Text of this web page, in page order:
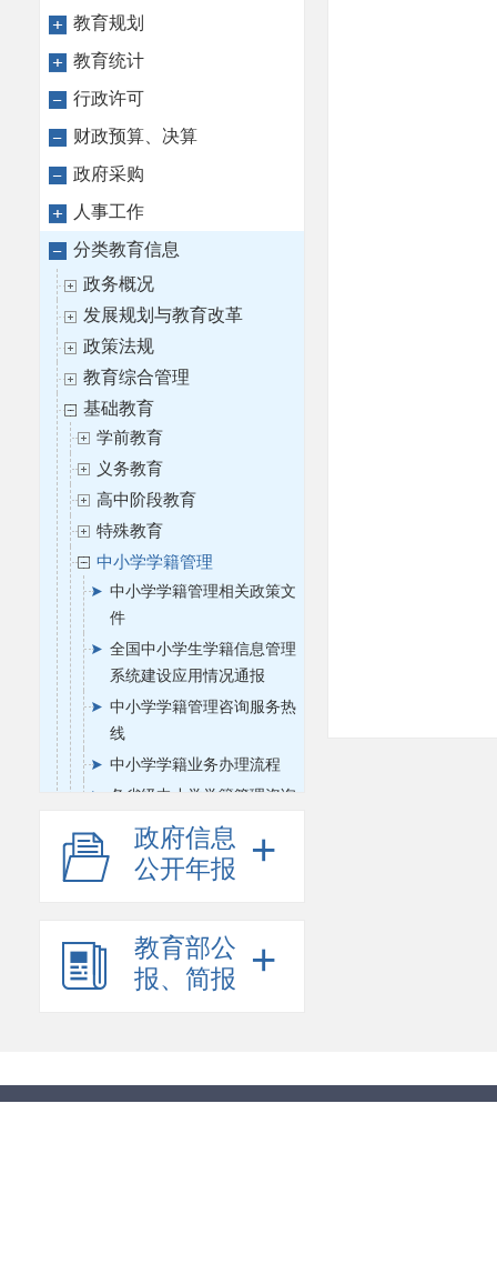
教育规划
教育统计
行政许可
财政预算、决算
政府采购
人事工作
分类教育信息
政务概况
发展规划与教育改革
政策法规
教育综合管理
基础教育
学前教育
义务教育
高中阶段教育
特殊教育
中小学学籍管理
中小学学籍管理相关政策文
件
全国中小学生学籍信息管理
系统建设应用情况通报
中小学学籍管理咨询服务热
线
中小学学籍业务办理流程
各省级中小学学籍管理咨询
服务信息
德育与校外教育
中小学学校管理
职业与成人教育
高等教育
体育卫生与艺术教育
政府信息
公开年报
+
教育部公
报、简报
+